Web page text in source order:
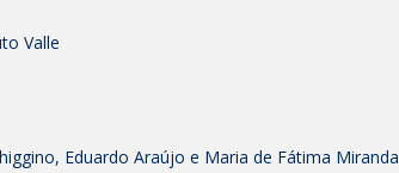
Valle
Eduardo Araújo e Maria de Fátima Miranda